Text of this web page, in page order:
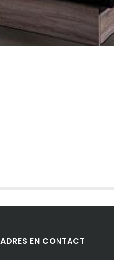
ADRES EN CONTACT